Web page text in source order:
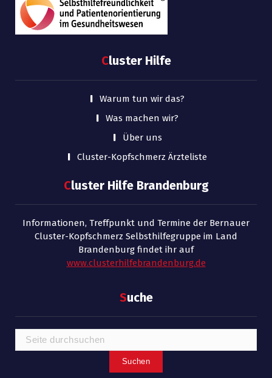
Cluster Hilfe
Warum tun wir das?
Was machen wir?
Über uns
Cluster-Kopfschmerz Ärzteliste
Cluster Hilfe Brandenburg
Informationen, Treffpunkt und Termine der Bernauer
Cluster-Kopfschmerz Selbsthilfegruppe im Land
Brandenburg findet ihr auf
www.clusterhilfebrandenburg.de
Suche
Suchen